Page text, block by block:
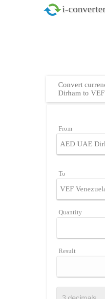
i-
Convert
Dirham to
From
To
Quantity
Result